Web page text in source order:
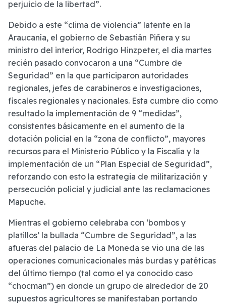
perjuicio de la libertad”.
Debido a este “clima de violencia” latente en la
Araucanía, el gobierno de Sebastián Piñera y su
ministro del interior, Rodrigo Hinzpeter, el día martes
recién pasado convocaron a una “Cumbre de
Seguridad” en la que participaron autoridades
regionales, jefes de carabineros e investigaciones,
fiscales regionales y nacionales. Esta cumbre dio como
resultado la implementación de 9 “medidas”,
consistentes básicamente en el aumento de la
dotación policial en la “zona de conflicto”, mayores
recursos para el Ministerio Público y la Fiscalía y la
implementación de un “Plan Especial de Seguridad”,
reforzando con esto la estrategia de militarización y
persecución policial y judicial ante las reclamaciones
Mapuche.
Mientras el gobierno celebraba con ‘bombos y
platillos’ la bullada “Cumbre de Seguridad”, a las
afueras del palacio de La Moneda se vio una de las
operaciones comunicacionales más burdas y patéticas
del último tiempo (tal como el ya conocido caso
“chocman”) en donde un grupo de alrededor de 20
supuestos agricultores se manifestaban portando